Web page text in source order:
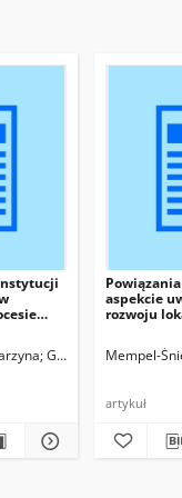
Grzelczak, Agnieszka
aspekcie
rozwoju
Mempel-
artykuł